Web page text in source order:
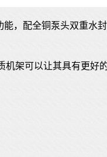
，配全铜泵头双重水
架可以让其具有更好